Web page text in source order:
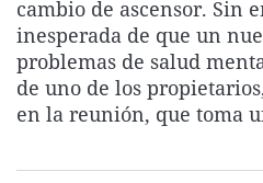
cambio de ascensor. Sin
inesperada de que un
problemas de salud
de uno de los
en la reunión, que toma